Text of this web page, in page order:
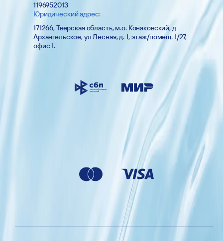
1196952013
Юридический адрес:
171266, Тверская область, м.о. Конаковский, д
Архангельское, ул Лесная, д. 1, этаж/помещ. 1/27,
офис 1.